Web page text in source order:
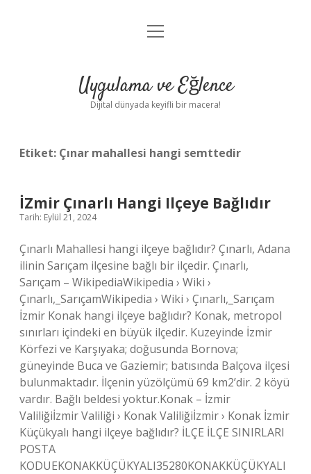
Anasayfa
Yasal Uyarı
menüyü
Uygulama ve Eğlence
Dijital dünyada keyifli bir macera!
Etiket: Çınar mahallesi hangi semttedir
İZmir Çınarlı Hangi Ilçeye Bağlıdır
Tarih: Eylül 21, 2024
Çınarlı Mahallesi hangi ilçeye bağlıdır? Çınarlı, Adana
ilinin Sarıçam ilçesine bağlı bir ilçedir. Çınarlı,
Sarıçam – WikipediaWikipedia › Wiki ›
Çınarlı,_SarıçamWikipedia › Wiki › Çınarlı,_Sarıçam
İzmir Konak hangi ilçeye bağlıdır? Konak, metropol
sınırları içindeki en büyük ilçedir. Kuzeyinde İzmir
Körfezi ve Karşıyaka; doğusunda Bornova;
güneyinde Buca ve Gaziemir; batısında Balçova ilçesi
bulunmaktadır. İlçenin yüzölçümü 69 km2’dir. 2 köyü
vardır. Bağlı beldesi yoktur.Konak – İzmir
Valiliğiİzmir Valiliği › Konak Valiliğiİzmir › Konak İzmir
Küçükyalı hangi ilçeye bağlıdır? İLÇE İLÇE SINIRLARI
POSTA
KODUEKONAKKÜÇÜKYALI35280KONAKKÜÇÜKYALI